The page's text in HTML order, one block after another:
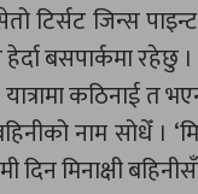
टिर्सट जिन्स
बसपार्कमा रहेछु
कठिनाई त
नाम सोधेँ ।
मिनाक्षी